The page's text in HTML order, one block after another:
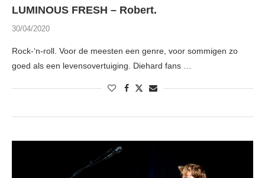
LUMINOUS FRESH – Robert.
30/04/2020
Rock-‘n-roll. Voor de meesten een genre, voor sommigen zo
goed als een levensovertuiging. Diehard fans …